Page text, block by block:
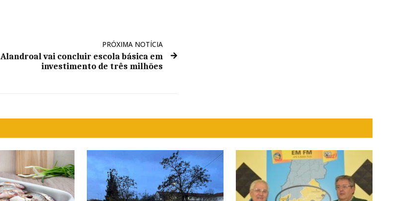
PRÓXIMA NOTÍCIA
Alandroal vai concluir escola básica em
investimento de três milhões